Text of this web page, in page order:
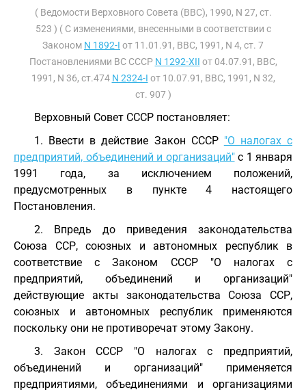
( Ведомости Верховного Совета (ВВС), 1990, N 27, ст.
523 ) ( С изменениями, внесенными в соответствии с
Законом N 1892-I от 11.01.91, ВВС, 1991, N 4, ст. 7
Постановлениями ВС СССР N 1292-XII от 04.07.91, ВВС,
1991, N 36, ст.474 N 2324-I от 10.07.91, ВВС, 1991, N 32,
ст. 907 )
Верховный Совет СССР постановляет:
1. Ввести в действие Закон СССР "О налогах с
предприятий, объединений и организаций"с 1 января
1991 года, за исключением положений,
предусмотренных в пункте 4 настоящего
Постановления.
2. Впредь до приведения законодательства
Союза ССР, союзных и автономных республик в
соответствие с Законом СССР "О налогах с
предприятий, объединений и организаций"
действующие акты законодательства Союза ССР,
союзных и автономных республик применяются
поскольку они не противоречат этому Закону.
3. Закон СССР "О налогах с предприятий,
объединений и организаций" применяется
предприятиями, объединениями и организациями